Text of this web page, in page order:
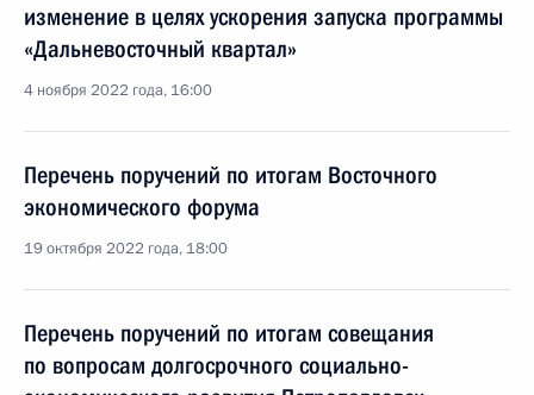
изменение в целях ускорения запуска программы
«Дальневосточный квартал»
4 ноября 2022 года, 16:00
Перечень поручений по итогам Восточного
экономического форума
19 октября 2022 года, 18:00
Перечень поручений по итогам совещания
по вопросам долгосрочного социально-